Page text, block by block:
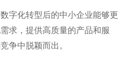
化转型后的中小企业能够更
求，提供高质量的产品和服
争中脱颖而出。